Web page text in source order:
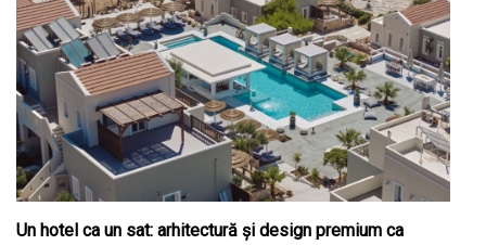
Un hotel ca un sat: arhitectură și design premium ca